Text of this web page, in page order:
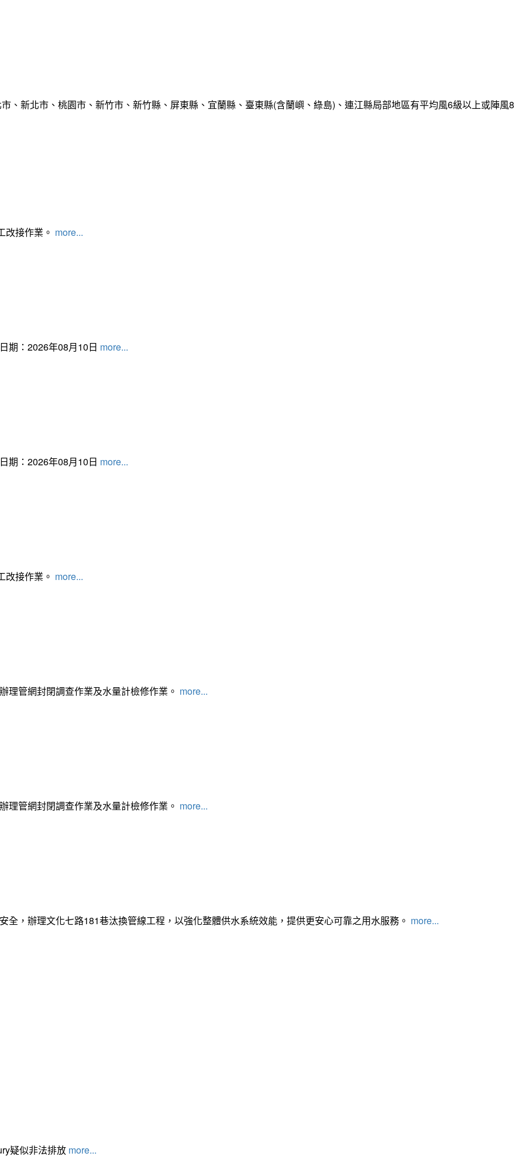
、新北市、桃園市、新竹市、新竹縣、屏東縣、宜蘭縣、臺東縣(含蘭嶼、綠島)、連江縣局部地區有平均風6級以上或陣風8
改接作業。 more...
期：2026年08月10日 more...
期：2026年08月10日 more...
改接作業。 more...
理管網封閉調查作業及水量計檢修作業。 more...
理管網封閉調查作業及水量計檢修作業。 more...
，辦理文化七路181巷汰換管線工程，以強化整體供水系統效能，提供更安心可靠之用水服務。 more...
疑似非法排放 more...